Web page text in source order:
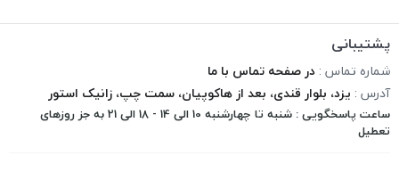
پشتیبانی
شماره تماس : در صفحه تماس با ما
آدرس : یزد، بلوار قندی، بعد از هاکوپیان، سمت چپ، زانیک استور
ساعت پاسخگویی : شنبه تا چهارشنبه 10 الی 14 - 18 الی 21 به جز روزهای
تعطیل